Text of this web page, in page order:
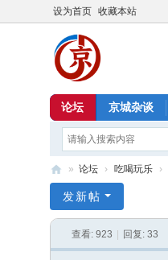
设为首页 收藏本站
论坛 京城杂谈
京
» 论坛 › 吃喝玩乐 ›
发新帖
查看: 923 回复: 33